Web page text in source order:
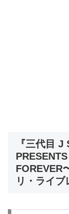
『三代目
FOREVER
リ・ライブ